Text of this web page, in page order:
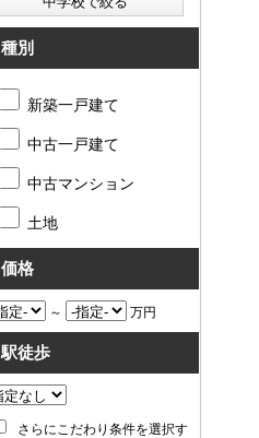
種別
新築一戸建て
中古一戸建て
中古マンション
土地
価格
～ 万円
駅徒歩
さらにこだわり条件を選択す